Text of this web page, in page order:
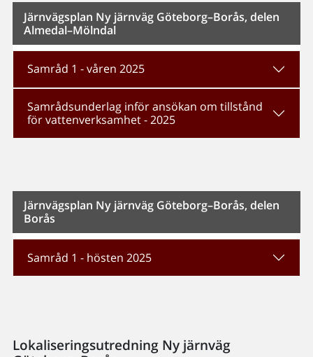
Järnvägsplan Ny järnväg Göteborg–Borås, delen
Almedal–Mölndal
Samråd 1 - våren 2025
Samrådsunderlag inför ansökan om tillstånd
för vattenverksamhet - 2025
Järnvägsplan Ny järnväg Göteborg–Borås, delen
Borås
Samråd 1 - hösten 2025
Lokaliseringsutredning Ny järnväg